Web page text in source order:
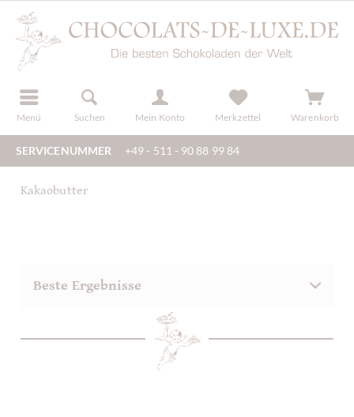
Menü Suchen Mein Konto
registrieren Merkzettel Warenkorb
SERVICENUMMER +49 - 511 - 90 88 99 84
Kakaobutter